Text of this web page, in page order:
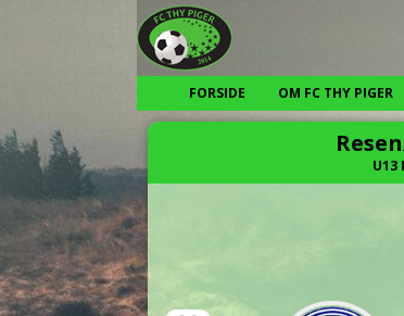
FORSIDE OM FC THY PIGER
U13